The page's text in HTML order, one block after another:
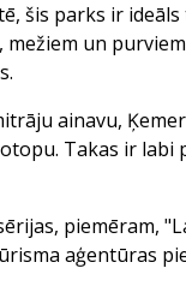
šis parks ir
un
ainavu,
Takas ir
piemēram,
aģentūras